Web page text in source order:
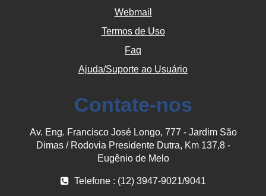
Webmail
Termos de Uso
Faq
Ajuda/Suporte ao Usuário
Contate-nos
Av. Eng. Francisco José Longo, 777 - Jardim São
Dimas / Rodovia Presidente Dutra, Km 137,8 -
Eugênio de Melo
Telefone : (12) 3947-9021/9041